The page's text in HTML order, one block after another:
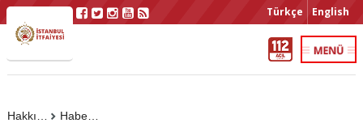
Türkçe English
Haberler